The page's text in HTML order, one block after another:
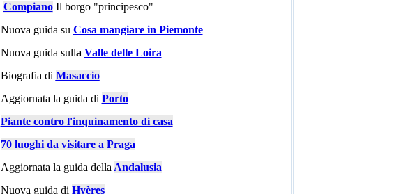
Compiano Il borgo "principesco"
Nuova guida su Cosa mangiare in Piemonte
Nuova guida sulla Valle delle Loira
Biografia di Masaccio
Aggiornata la guida di Porto
Piante contro l'inquinamento di casa
70 luoghi da visitare a Praga
Aggiornata la guida della Andalusia
Nuova guida di Hyères